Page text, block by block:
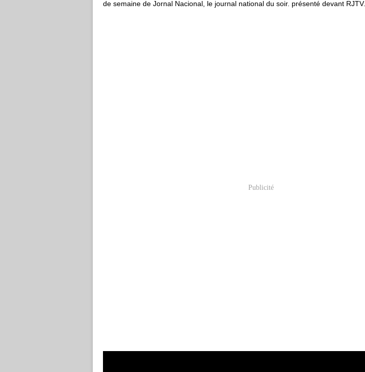
de semaine de Jornal Nacional, le journal national du soir. présenté devant RJTV.
Publicité